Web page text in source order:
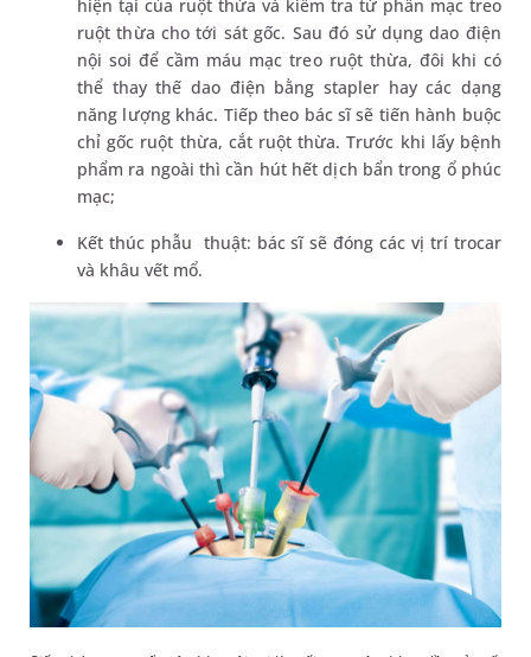
hiện tại của ruột thừa và kiểm tra từ phần mạc treo
ruột thừa cho tới sát gốc. Sau đó sử dụng dao điện
nội soi để cầm máu mạc treo ruột thừa, đôi khi có
thể thay thế dao điện bằng stapler hay các dạng
năng lượng khác. Tiếp theo bác sĩ sẽ tiến hành buộc
chỉ gốc ruột thừa, cắt ruột thừa. Trước khi lấy bệnh
phẩm ra ngoài thì cần hút hết dịch bẩn trong ổ phúc
mạc;
Kết thúc phẫu thuật: bác sĩ sẽ đóng các vị trí trocar
và khâu vết mổ.